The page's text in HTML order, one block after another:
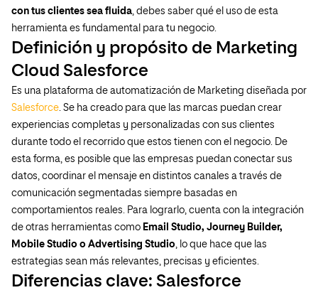
con tus clientes sea fluida, debes saber qué el uso de esta
herramienta es fundamental para tu negocio.
Definición y propósito de Marketing
Cloud Salesforce
Es una plataforma de automatización de Marketing diseñada por
Salesforce. Se ha creado para que las marcas puedan crear
experiencias completas y personalizadas con sus clientes
durante todo el recorrido que estos tienen con el negocio. De
esta forma, es posible que las empresas puedan conectar sus
datos, coordinar el mensaje en distintos canales a través de
comunicación segmentadas siempre basadas en
comportamientos reales. Para lograrlo, cuenta con la integración
de otras herramientas como Email Studio, Journey Builder,
Mobile Studio o Advertising Studio, lo que hace que las
estrategias sean más relevantes, precisas y eficientes.
Diferencias clave: Salesforce